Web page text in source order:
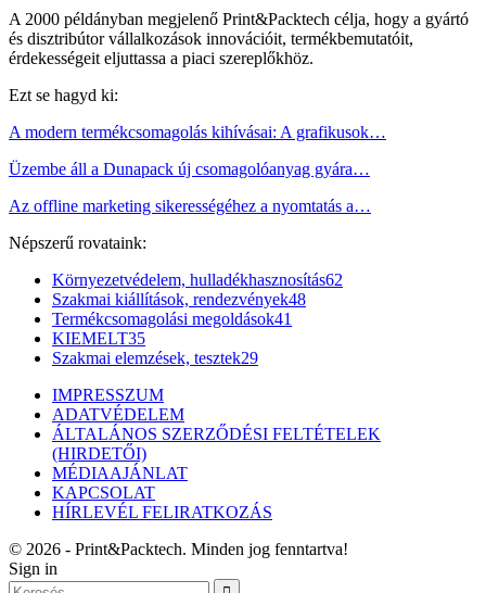
A 2000 példányban megjelenő Print&Packtech célja, hogy a gyártó
és disztribútor vállalkozások innovációit, termékbemutatóit,
érdekességeit eljuttassa a piaci szereplőkhöz.
Ezt se hagyd ki:
A modern termékcsomagolás kihívásai: A grafikusok…
Üzembe áll a Dunapack új csomagolóanyag gyára…
Az offline marketing sikerességéhez a nyomtatás a…
Népszerű rovataink:
Környezetvédelem, hulladékhasznosítás62
Szakmai kiállítások, rendezvények48
Termékcsomagolási megoldások41
KIEMELT35
Szakmai elemzések, tesztek29
IMPRESSZUM
ADATVÉDELEM
ÁLTALÁNOS SZERZŐDÉSI FELTÉTELEK
(HIRDETŐI)
MÉDIAAJÁNLAT
KAPCSOLAT
HÍRLEVÉL FELIRATKOZÁS
© 2026 - Print&Packtech. Minden jog fenntartva!
Sign in